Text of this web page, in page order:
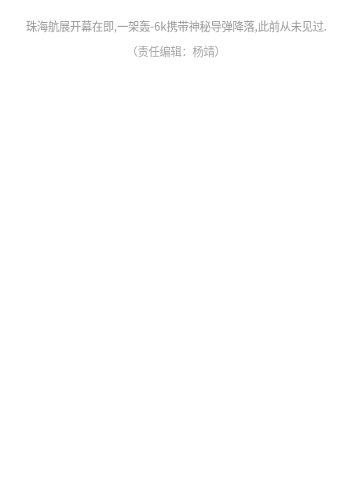
珠海航展开幕在即,一架轰-6k携带神秘导弹降落,此前从未见过.
（责任编辑：杨靖）